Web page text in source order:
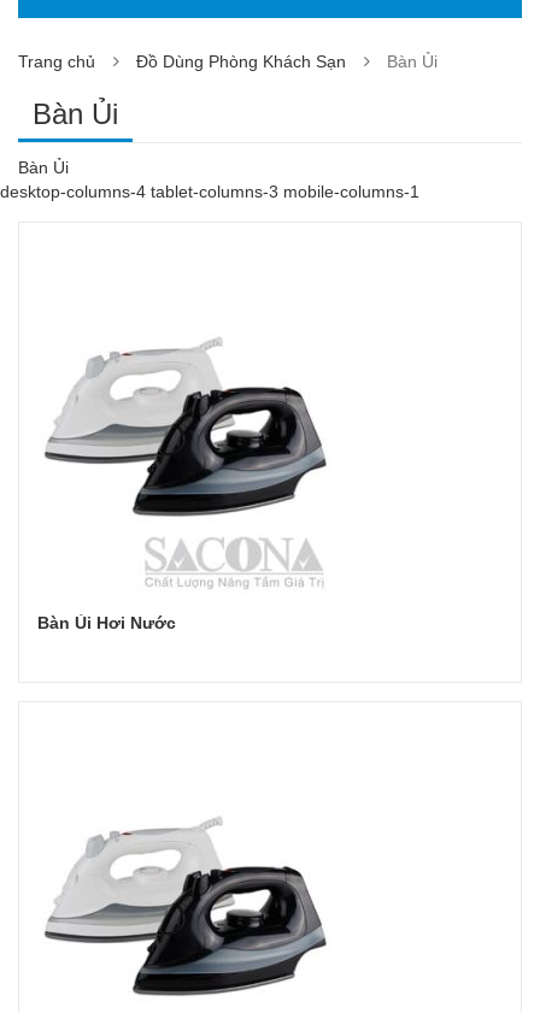
Trang chủ Đồ Dùng Phòng Khách Sạn Bàn Ủi
Bàn Ủi
Bàn Ủi
desktop-columns-4 tablet-columns-3 mobile-columns-1
Bàn Ủi Hơi Nước